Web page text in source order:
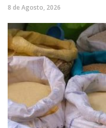
8 de Agosto, 2026